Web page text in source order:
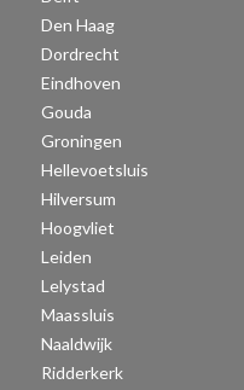
Den Haag
Dordrecht
Eindhoven
Gouda
Groningen
Hellevoetsluis
Hilversum
Hoogvliet
Leiden
Lelystad
Maassluis
Naaldwijk
Ridderkerk